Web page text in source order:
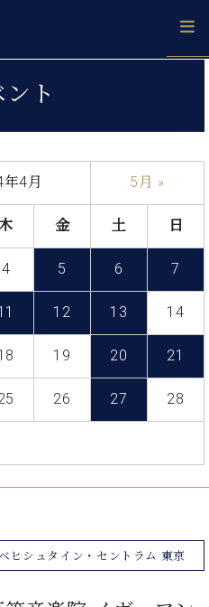
イト
ト
4月 5月 »
金 土 日
4 5 6 7
12 13 14
19 20 21
26 27 28
ベヒシュタイン・セントラム 東京